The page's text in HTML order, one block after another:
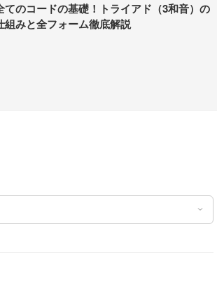
てのコードの基礎！トライアド（3和音）の
組みと全フォーム徹底解説